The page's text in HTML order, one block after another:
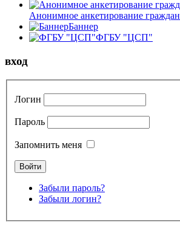
Анонимное анкетирование
Баннер
ФГБУ "ЦСП"
вход
Логин
Пароль
Запомнить меня
Забыли пароль?
Забыли логин?